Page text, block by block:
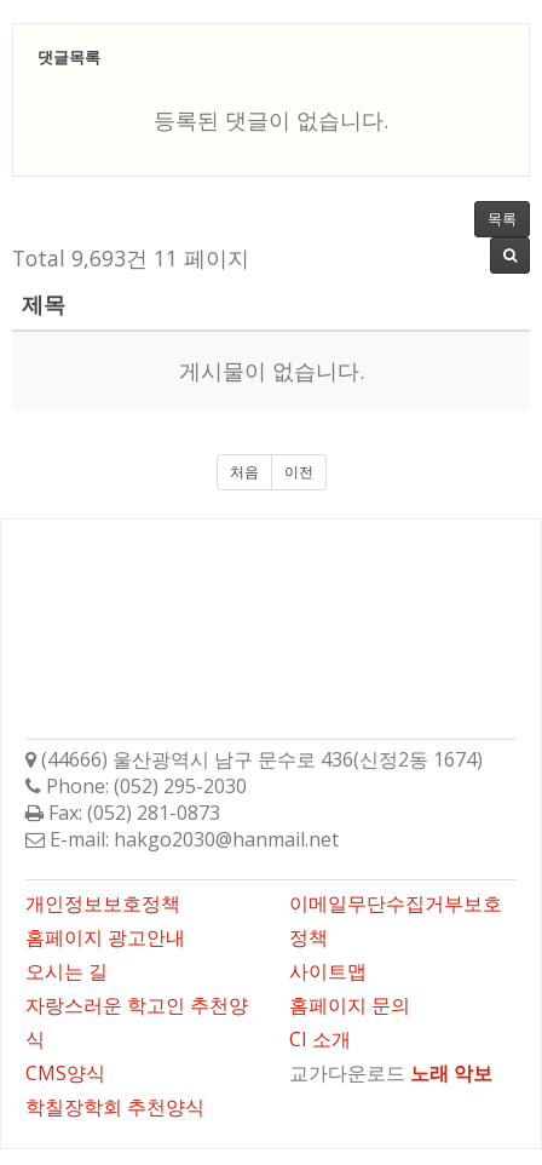
댓글목록
등록된 댓글이 없습니다.
목록
Total 9,693건 11 페이지
제목
게시물이 없습니다.
처음 이전
(44666) 울산광역시 남구 문수로 436(신정2동 1674)
Phone: (052) 295-2030
Fax: (052) 281-0873
E-mail: hakgo2030@hanmail.net
개인정보보호정책
홈페이지 광고안내
오시는 길
자랑스러운 학고인 추천양
식
CMS양식
학칠장학회 추천양식
이메일무단수집거부보호
정책
사이트맵
홈페이지 문의
CI 소개
교가다운로드 노래 악보